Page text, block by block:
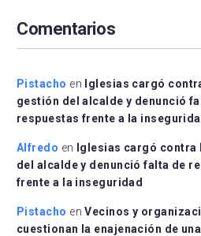
Comentarios
Pistacho en
Iglesias cargó
gestión del alcalde y denunció
respuestas frente a la
Alfredo en
Iglesias cargó contra
del alcalde y denunció falta de
frente a la inseguridad
Pistacho enVecinos y
cuestionan la enajenación de